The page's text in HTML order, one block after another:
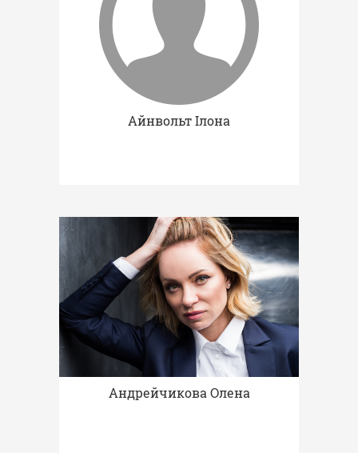
Айнвольт Ілона
Андрейчикова Олена